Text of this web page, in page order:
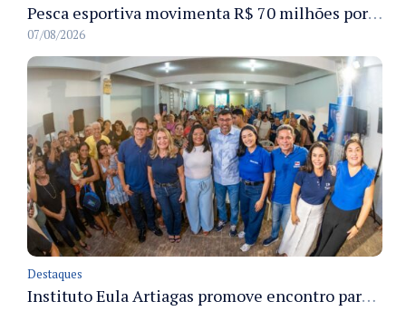
Pesca esportiva movimenta R$ 70 milhões por ano e ganha espaço na economia sustentável do Amazonas
07/08/2026
Destaques
Instituto Eula Artiagas promove encontro para discutir melhorias para o bairro Petrópolis